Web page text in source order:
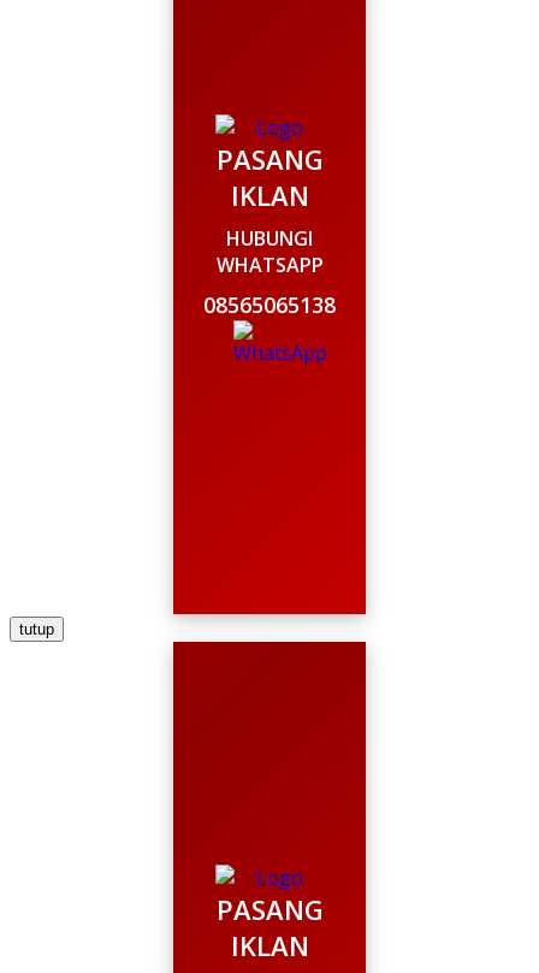
PASANG
IKLAN
HUBUNGI
WHATSAPP
08565065138
tutup
PASANG
IKLAN